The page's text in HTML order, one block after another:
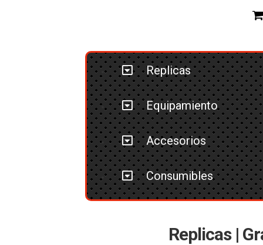
Replicas
Equipamiento
Accesorios
Consumibles
Replicas |